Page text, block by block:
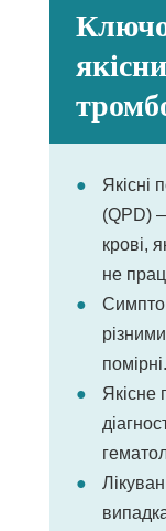
Якісні
(QPD)
крові,
не
помірні.
Якісне